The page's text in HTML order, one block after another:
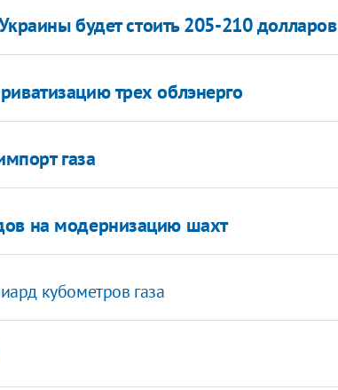
будет стоить 205-210 долларов
трех облэнерго
газа
на модернизацию шахт
кубометров газа